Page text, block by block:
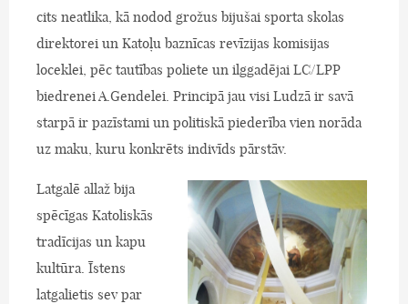
cits neatlika, kā nodod grožus bijušai sporta skolas
direktorei un Katoļu baznīcas revīzijas komisijas
loceklei, pēc tautības poliete un ilggadējai LC/LPP
biedrenei A.Gendelei. Principā jau visi Ludzā ir savā
starpā ir pazīstami un politiskā piederība vien norāda
uz maku, kuru konkrēts indivīds pārstāv.
Latgalē allaž bija
spēcīgas Katoliskās
tradīcijas un kapu
kultūra. Īstens
latgalietis sev par